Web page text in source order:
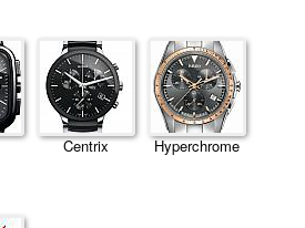
Centrix Hyperchrome